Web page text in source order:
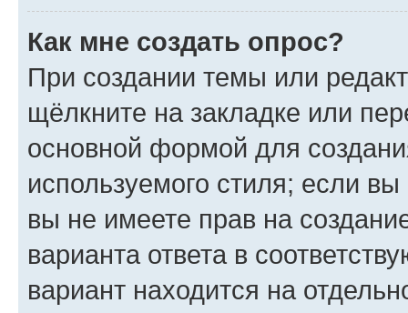
Как мне создать опрос?
При создании темы или
щёлкните на закладке или
основной формой для
используемого стиля; если
вы не имеете прав на
варианта ответа в
вариант находится на